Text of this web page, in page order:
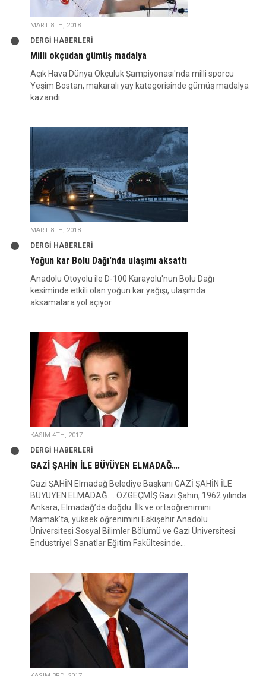
MART 8TH, 2018
DERGİ HABERLERİ
Milli okçudan gümüş madalya
Açık Hava Dünya Okçuluk Şampiyonası'nda milli sporcu
Yeşim Bostan, makaralı yay kategorisinde gümüş madalya
kazandı.
MART 8TH, 2018
DERGİ HABERLERİ
Yoğun kar Bolu Dağı'nda ulaşımı aksattı
Anadolu Otoyolu ile D-100 Karayolu'nun Bolu Dağı
kesiminde etkili olan yoğun kar yağışı, ulaşımda
aksamalara yol açıyor.
KASIM 4TH, 2017
DERGİ HABERLERİ
GAZİ ŞAHİN İLE BÜYÜYEN ELMADAĞ….
Gazi ŞAHİN Elmadağ Belediye Başkanı GAZİ ŞAHİN İLE
BÜYÜYEN ELMADAĞ…. ÖZGEÇMİŞ Gazi Şahin, 1962 yılında
Ankara, Elmadağ’da doğdu. İlk ve ortaöğrenimini
Mamak’ta, yüksek öğrenimini Eskişehir Anadolu
Üniversitesi Sosyal Bilimler Bölümü ve Gazi Üniversitesi
Endüstriyel Sanatlar Eğitim Fakültesinde...